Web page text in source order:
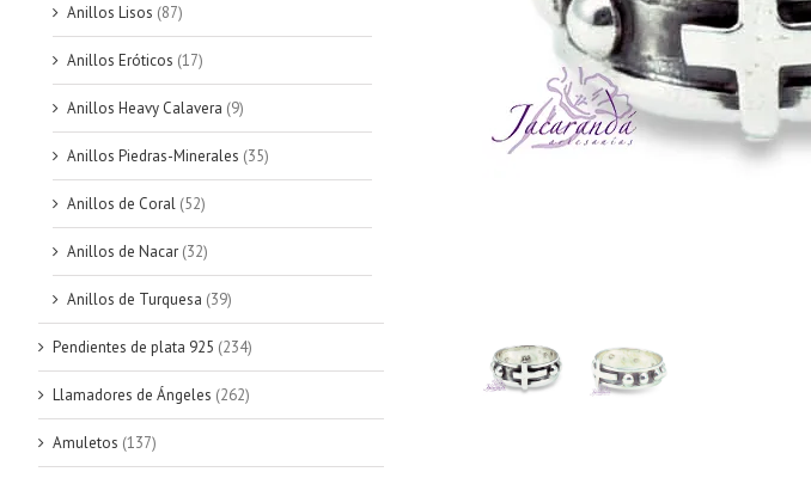
Anillos Lisos (87)
Anillos Eróticos (17)
Anillos Heavy Calavera (9)
Anillos Piedras-Minerales (35)
Anillos de Coral (52)
Anillos de Nacar (32)
Anillos de Turquesa (39)
Pendientes de plata 925 (234)
Llamadores de Ángeles (262)
Amuletos (137)